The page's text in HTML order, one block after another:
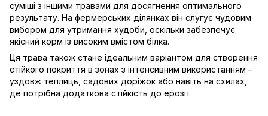
суміші з іншими травами для досягнення оптимального
результату. На фермерських ділянках він слугує чудовим
вибором для утримання худоби, оскільки забезпечує
якісний корм із високим вмістом білка.
Ця трава також стане ідеальним варіантом для створення
стійкого покриття в зонах з інтенсивним використанням –
уздовж теплиць, садових доріжок або навіть на схилах,
де потрібна додаткова стійкість до ерозії.